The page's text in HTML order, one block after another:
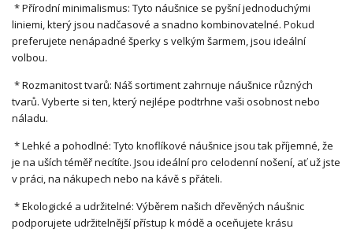
* Přírodní minimalismus: Tyto náušnice se pyšní jednoduchými
liniemi, který jsou nadčasové a snadno kombinovatelné. Pokud
preferujete nenápadné šperky s velkým šarmem, jsou ideální
volbou.
* Rozmanitost tvarů: Náš sortiment zahrnuje náušnice různých
tvarů. Vyberte si ten, který nejlépe podtrhne vaši osobnost nebo
náladu.
* Lehké a pohodlné: Tyto knoflíkové náušnice jsou tak příjemné, že
je na uších téměř necítíte. Jsou ideální pro celodenní nošení, ať už jste
v práci, na nákupech nebo na kávě s přáteli.
* Ekologické a udržitelné: Výběrem našich dřevěných náušnic
podporujete udržitelnější přístup k módě a oceňujete krásu